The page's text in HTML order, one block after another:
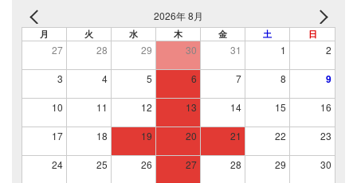
2026年 8月
月 火 水 木 金 土 日
27 28 29 30 31 1 2
3 4 5 6 7 8 9
10 11 12 13 14 15 16
17 18 19 20 21 22 23
24 25 26 27 28 29 30